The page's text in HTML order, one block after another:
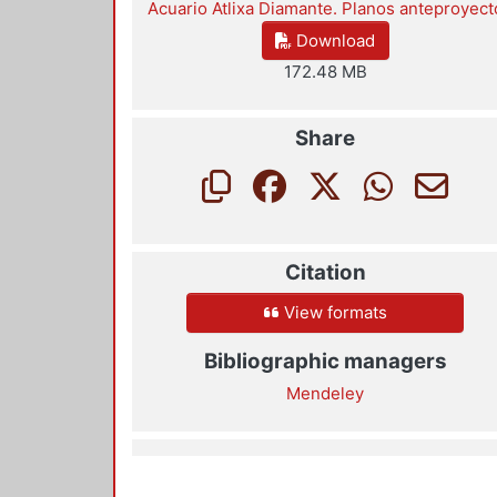
Acuario Atlixa Diamante. Planos
Download
172.48 MB
Share
Citation
View formats
Bibliographic managers
Mendeley